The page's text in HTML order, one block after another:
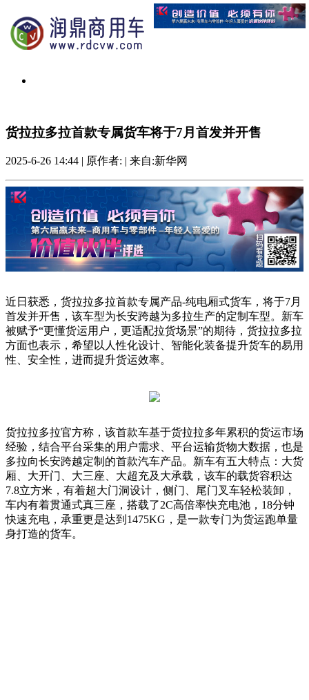
货拉拉多拉首款专属货车将于7月首发并开售
2025-6-26 14:44 | 原作者: | 来自:新华网
近日获悉，货拉拉多拉首款专属产品-纯电厢式货车，将于7月
首发并开售，该车型为长安跨越为多拉生产的定制车型。新车
被赋予“更懂货运用户，更适配拉货场景”的期待，货拉拉多拉
方面也表示，希望以人性化设计、智能化装备提升货车的易用
性、安全性，进而提升货运效率。
货拉拉多拉官方称，该首款车基于货拉拉多年累积的货运市场
经验，结合平台采集的用户需求、平台运输货物大数据，也是
多拉向长安跨越定制的首款汽车产品。新车有五大特点：大货
厢、大开门、大三座、大超充及大承载，该车的载货容积达
7.8立方米，有着超大门洞设计，侧门、尾门叉车轻松装卸，
车内有着贯通式真三座，搭载了2C高倍率快充电池，18分钟
快速充电，承重更是达到1475KG，是一款专门为货运跑单量
身打造的货车。